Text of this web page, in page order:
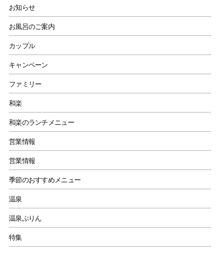
お知らせ
お風呂のご案内
カップル
キャンペーン
ファミリー
和楽
和楽のランチメニュー
営業情報
営業情報
季節のおすすめメニュー
温泉
温泉ぷりん
特集